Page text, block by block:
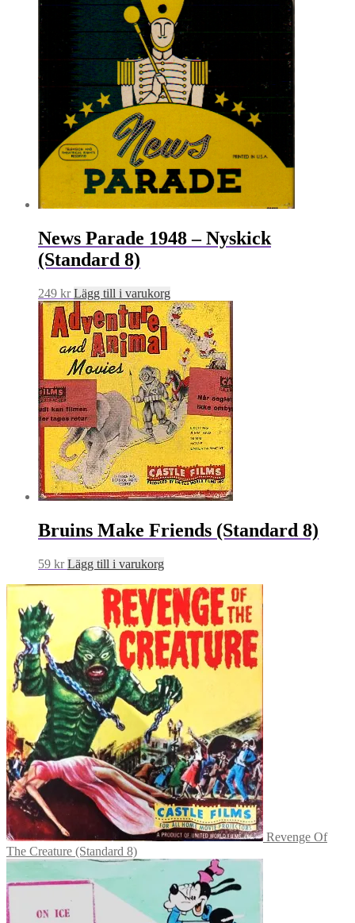
News Parade 1948 – Nyskick
(Standard 8)
249 kr Lägg till i varukorg
Bruins Make Friends (Standard 8)
59 kr Lägg till i varukorg
Revenge Of
The Creature (Standard 8)